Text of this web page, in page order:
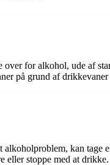
for alkohol, ude af
på grund af
kan
eller stoppe med at drikke.